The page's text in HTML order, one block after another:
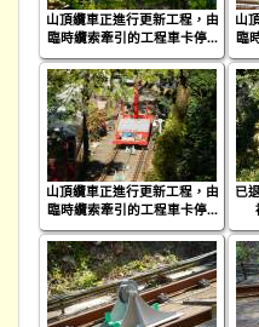
山頂纜車正進行更新工程，由
臨時纜索牽引的工程車卡停...
山
臨
山頂纜車正進行更新工程，由
臨時纜索牽引的工程車卡停...
已